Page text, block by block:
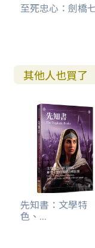
至死忠心：劍橋
其他人也買了
先知書：文學特
色、...